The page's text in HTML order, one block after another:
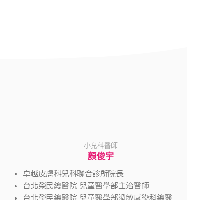
小兒科醫師
顏俊宇
卓越皮膚科兒科聯合診所院長
台北榮民總醫院 兒童醫學部主治醫師
台北榮民總醫院 兒童醫學部過敏感染科總醫